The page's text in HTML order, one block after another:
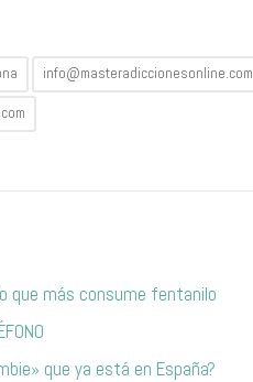
info@masteradiccionesonline.com
que más consume fentanilo
que ya está en España?